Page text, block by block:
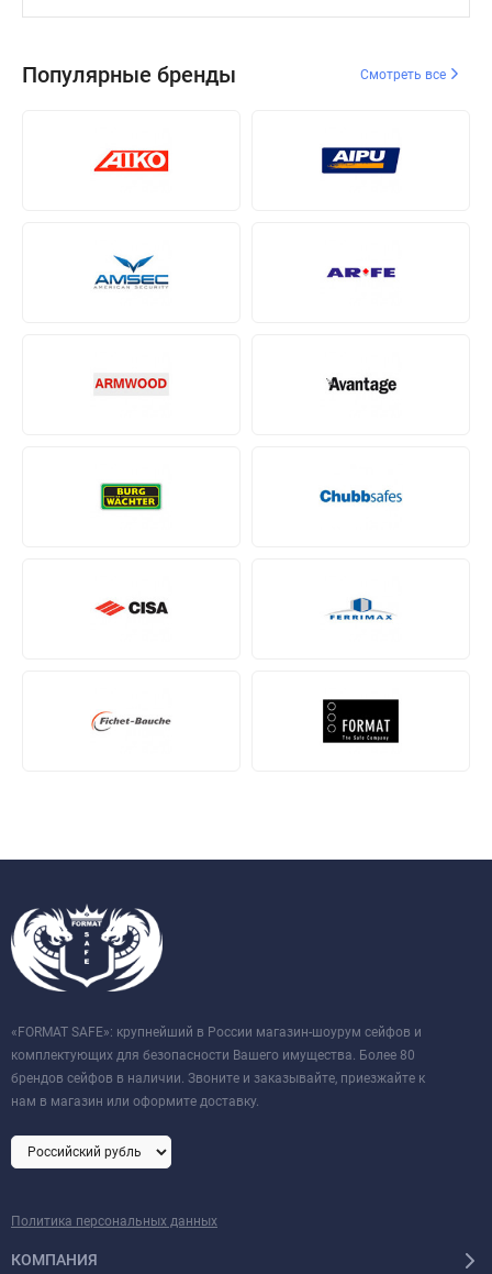
Популярные бренды Смотреть все
«FORMAT SAFE»: крупнейший в России магазин-шоурум сейфов и
комплектующих для безопасности Вашего имущества. Более 80
брендов сейфов в наличии. Звоните и заказывайте, приезжайте к
нам в магазин или оформите доставку.
Политика персональных данных
КОМПАНИЯ